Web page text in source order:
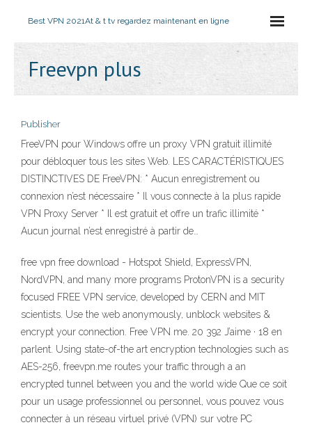
Best VPN 2021At & t tv regardez maintenant en ligne
Freevpn plus
Publisher
FreeVPN pour Windows offre un proxy VPN gratuit illimité
pour débloquer tous les sites Web. LES CARACTÉRISTIQUES
DISTINCTIVES DE FreeVPN: * Aucun enregistrement ou
connexion n’est nécessaire * Il vous connecte à la plus rapide
VPN Proxy Server * Il est gratuit et offre un trafic illimité *
Aucun journal n’est enregistré à partir de…
free vpn free download - Hotspot Shield, ExpressVPN,
NordVPN, and many more programs ProtonVPN is a security
focused FREE VPN service, developed by CERN and MIT
scientists. Use the web anonymously, unblock websites &
encrypt your connection. Free VPN me. 20 392 J’aime · 18 en
parlent. Using state-of-the art encryption technologies such as
AES-256, freevpn.me routes your traffic through a an
encrypted tunnel between you and the world wide Que ce soit
pour un usage professionnel ou personnel, vous pouvez vous
connecter à un réseau virtuel privé (VPN) sur votre PC